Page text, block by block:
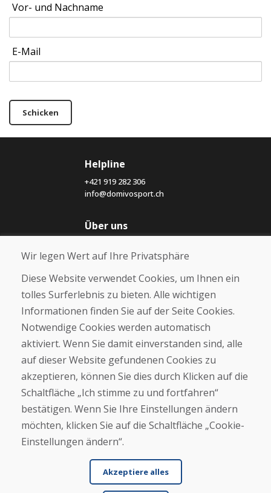
Vor- und Nachname
E-Mail
Schicken
Helpline
+421 919 282 306
info@domivosport.ch
Über uns
Über uns
Kontakt
Kaufen
E-Shop
Geschäftsbedingungen
Zahlung
Beschwerde
Rückgabe und Umtausch von Waren
Cookies
Wir legen Wert auf Ihre Privatsphäre
Diese Website verwendet Cookies, um Ihnen ein
tolles Surferlebnis zu bieten. Alle wichtigen
Informationen finden Sie auf der Seite Cookies.
Notwendige Cookies werden automatisch
aktiviert. Wenn Sie damit einverstanden sind, alle
auf dieser Website gefundenen Cookies zu
akzeptieren, können Sie dies durch Klicken auf die
Schaltfläche „Ich stimme zu und fortfahren“
bestätigen. Wenn Sie Ihre Einstellungen ändern
möchten, klicken Sie auf die Schaltfläche „Cookie-
Einstellungen ändern“.
Akzeptiere alles